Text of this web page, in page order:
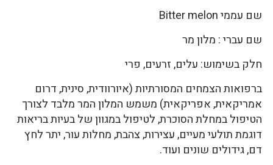
שם עממי Bitter melon
שם עברי : מלון מר
חלק בשימוש: עלים, זרעים, פרי
ברפואות הצמחים המסורתיות (איורוודית, סינית, דרום
אמריקאית, אפריקאית) משמש המלון המר מלבד לצורך
הטיפול במחלת הסוכרת, לטיפול במגוון של בעיות בריאות
דוגמת תולעי מעיים, עצירות, צהבת, מחלות עור, יתר לחץ
דם, גידולים שונים ועוד.